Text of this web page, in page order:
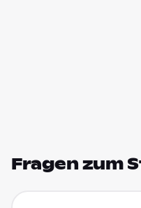
Fragen zum